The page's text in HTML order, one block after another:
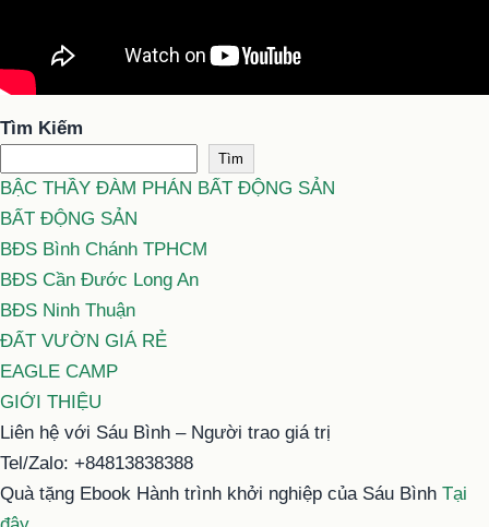
Tìm Kiếm
Tìm
BẬC THẦY ĐÀM PHÁN BẤT ĐỘNG SẢN
BẤT ĐỘNG SẢN
BĐS Bình Chánh TPHCM
BĐS Cần Đước Long An
BĐS Ninh Thuận
ĐẤT VƯỜN GIÁ RẺ
EAGLE CAMP
GIỚI THIỆU
Liên hệ với Sáu Bình – Người trao giá trị
Tel/Zalo: +84813838388
Quà tặng Ebook Hành trình khởi nghiệp của Sáu Bình Tại